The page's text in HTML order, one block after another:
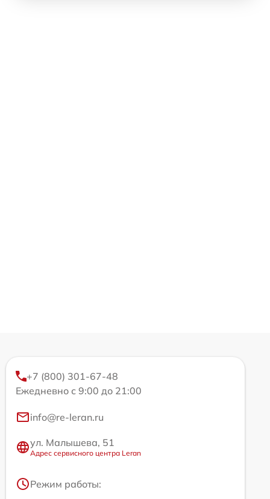
+7 (800) 301-67-48
Ежедневно с 9:00 до 21:00
info@re-leran.ru
ул. Малышева, 51
Адрес сервисного центра Leran
Режим работы: